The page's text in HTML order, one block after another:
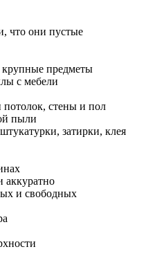
что они пустые
предметы
с мебели
потолок, стены и пол
пыли
затирки, клея
аккуратно
и свободных